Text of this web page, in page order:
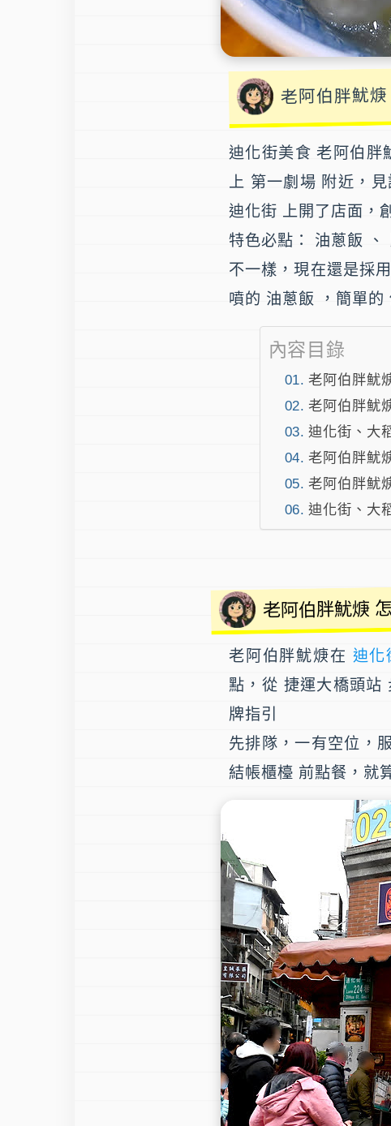
老阿伯胖魷焿
迪化街美食老阿伯胖
上 第一劇場 附近，
迪化街 上開了店面，
特色必點： 油蔥飯
不一樣，現在還是採
噴的 油蔥飯 ，簡單的
內容目錄
老阿伯胖魷
老阿伯胖魷
迪化街、大
老阿伯胖魷
老阿伯胖魷
迪化街、大
老阿伯胖魷焿
老阿伯胖魷焿在 迪化
點，從 捷運大橋頭站
牌指引
先排隊，一有空位，
結帳櫃檯 前點餐，就